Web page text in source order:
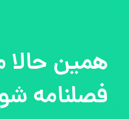
همین
فصلنامه